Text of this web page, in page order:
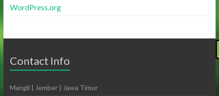
WordPress.org
Contact Info
Mangli | Jember | Jawa Timur